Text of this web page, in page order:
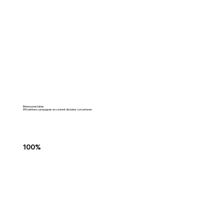
Betere prestaties
Efficiëntere campagnes en content die beter converteren
100%